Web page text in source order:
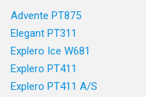
Advente PT875
Elegant PT311
Explero Ice W681
Explero PT411
Explero PT411 A/S